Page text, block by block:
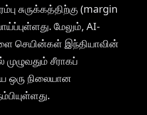
சுருக்கத்திற்கு (margin
மேலும், AI-
செயின்கள் இந்தியாவின்
முழுவதும் சீராகப்
ஒரு நிலையான